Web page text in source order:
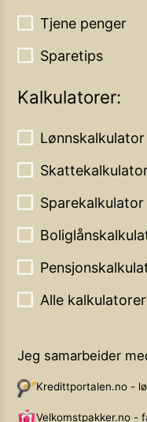
Tjene penger
Sparetips
Kalkulatorer:
Lønnskalkulator
Sparekalkulator
Alle
Jeg samarbeider
Kredittportalen.no -
Velkomstpakker.no -